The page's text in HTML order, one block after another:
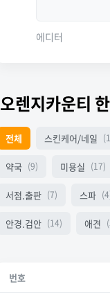
에디터
오렌지카운티
전체 스킨케어/네일
약국 (9) 미용실 (17)
서점.출판 (7) 스파
안경.검안 (14) 애견
번호